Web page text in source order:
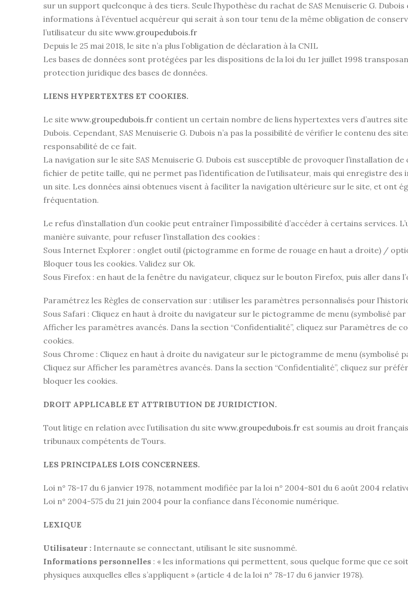
sur un support quelconque à des tiers. Seule l’hypothèse du rachat de SAS Menuiserie G.
informations à l’éventuel acquéreur qui serait à son tour tenu de la même obligation de
l’utilisateur du site www.groupedubois.fr
Depuis le 25 mai 2018, le site n’a plus l’obligation de déclaration à la CNIL
Les bases de données sont protégées par les dispositions de la loi du 1er juillet 1998
protection juridique des bases de données.
LIENS HYPERTEXTES ET COOKIES.
Le site www.groupedubois.fr contient un certain nombre de liens hypertextes vers d’autres
Dubois. Cependant, SAS Menuiserie G. Dubois n’a pas la possibilité de vérifier le contenu des
responsabilité de ce fait.
La navigation sur le site SAS Menuiserie G. Dubois est susceptible de provoquer l’installation
fichier de petite taille, qui ne permet pas l’identification de l’utilisateur, mais qui enregistre
un site. Les données ainsi obtenues visent à faciliter la navigation ultérieure sur le site, et ont
fréquentation.
Le refus d’installation d’un cookie peut entraîner l’impossibilité d’accéder à certains
manière suivante, pour refuser l’installation des cookies :
Sous Internet Explorer : onglet outil (pictogramme en forme de rouage en haut a droite) /
Bloquer tous les cookies. Validez sur Ok.
Sous Firefox : en haut de la fenêtre du navigateur, cliquez sur le bouton Firefox, puis aller dans
Paramétrez les Règles de conservation sur : utiliser les paramètres personnalisés pour
Sous Safari : Cliquez en haut à droite du navigateur sur le pictogramme de menu (symbolisé
Afficher les paramètres avancés. Dans la section “Confidentialité”, cliquez sur Paramètres de
cookies.
Sous Chrome : Cliquez en haut à droite du navigateur sur le pictogramme de menu
Cliquez sur Afficher les paramètres avancés. Dans la section “Confidentialité”, cliquez sur
bloquer les cookies.
DROIT APPLICABLE ET ATTRIBUTION DE JURIDICTION.
Tout litige en relation avec l’utilisation du site www.groupedubois.fr est soumis au droit
tribunaux compétents de Tours.
LES PRINCIPALES LOIS CONCERNEES.
Loi n° 78-17 du 6 janvier 1978, notamment modifiée par la loi n° 2004-801 du 6 août 2004
Loi n° 2004-575 du 21 juin 2004 pour la confiance dans l’économie numérique.
LEXIQUE
Utilisateur : Internaute se connectant, utilisant le site susnommé.
Informations personnelles : « les informations qui permettent, sous quelque forme que ce
physiques auxquelles elles s’appliquent » (article 4 de la loi n° 78-17 du 6 janvier 1978).